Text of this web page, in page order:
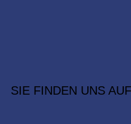
SIE FINDEN UNS AUF